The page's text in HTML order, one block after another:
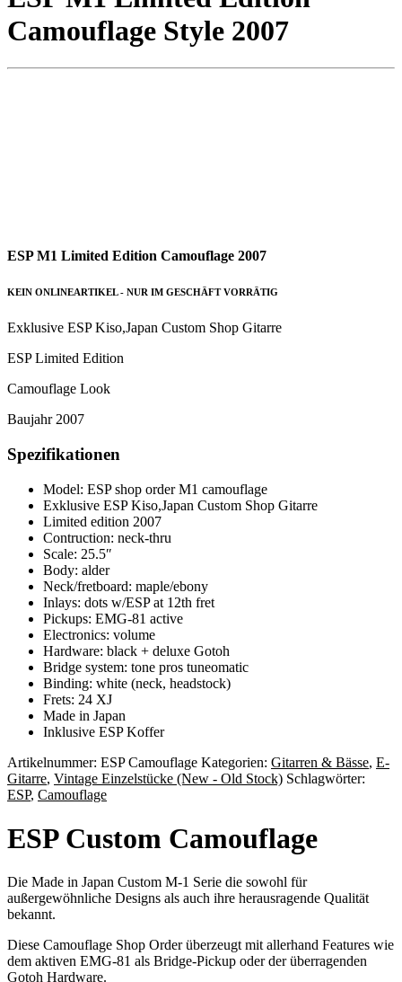
Camouflage Style 2007
ESP M1 Limited Edition Camouflage 2007
KEIN ONLINEARTIKEL - NUR IM GESCHÄFT VORRÄTIG
Exklusive ESP Kiso,Japan Custom Shop Gitarre
ESP Limited Edition
Camouflage Look
Baujahr 2007
Spezifikationen
Model: ESP shop order M1 camouflage
Exklusive ESP Kiso,Japan Custom Shop Gitarre
Limited edition 2007
Contruction: neck-thru
Scale: 25.5″
Body: alder
Neck/fretboard: maple/ebony
Inlays: dots w/ESP at 12th fret
Pickups: EMG-81 active
Electronics: volume
Hardware: black + deluxe Gotoh
Bridge system: tone pros tuneomatic
Binding: white (neck, headstock)
Frets: 24 XJ
Made in Japan
Inklusive ESP Koffer
Artikelnummer: ESP Camouflage Kategorien: Gitarren & Bässe, E-
Gitarre, Vintage Einzelstücke (New - Old Stock) Schlagwörter:
ESP, Camouflage
ESP Custom Camouflage
Die Made in Japan Custom M-1 Serie die sowohl für
außergewöhnliche Designs als auch ihre herausragende Qualität
bekannt.
Diese Camouflage Shop Order überzeugt mit allerhand Features wie
dem aktiven EMG-81 als Bridge-Pickup oder der überragenden
Gotoh Hardware.